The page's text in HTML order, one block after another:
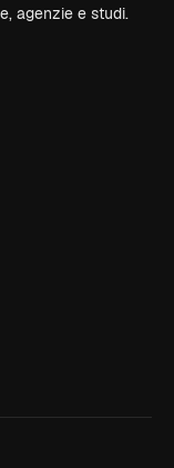
agenzie e studi.